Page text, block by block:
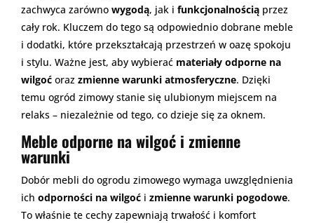
zachwyca zarówno wygodą, jak i funkcjonalnością przez
cały rok. Kluczem do tego są odpowiednio dobrane meble
i dodatki, które przekształcają przestrzeń w oazę spokoju
i stylu. Ważne jest, aby wybierać materiały odporne na
wilgoć oraz zmienne warunki atmosferyczne. Dzięki
temu ogród zimowy stanie się ulubionym miejscem na
relaks – niezależnie od tego, co dzieje się za oknem.
Meble odporne na wilgoć i zmienne
warunki
Dobór mebli do ogrodu zimowego wymaga uwzględnienia
ich odporności na wilgoć i zmienne warunki pogodowe.
To właśnie te cechy zapewniają trwałość i komfort